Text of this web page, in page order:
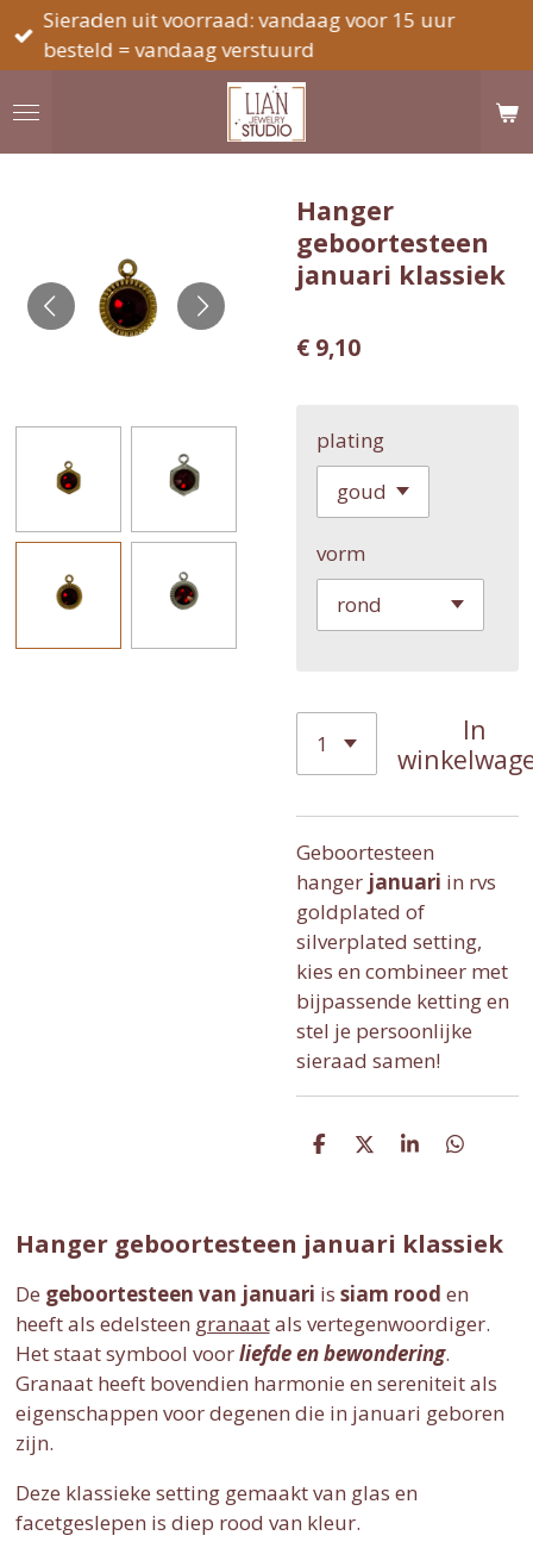
Ga
direct
de
Sieraden uit voorraad: vandaag voor 15 uur
besteld = vandaag verstuurd
Hanger
geboortesteen
januari klassiek
€ 9,10
plating
vorm
In
Geboortesteen
hanger januari in rvs
goldplated of
silverplated setting,
kies en combineer met
bijpassende ketting en
stel je persoonlijke
sieraad samen!
D
n
D
S
e
D
n
Hanger geboortesteen januari klassiek
De geboortesteen van januari is siam rood en
heeft als edelsteen granaatals vertegenwoordiger.
Het staat symbool voorliefde en bewondering.
Granaat heeft bovendien harmonie en sereniteit als
eigenschappen voor degenen die in januari geboren
zijn.
Deze klassieke setting gemaakt van glas en
facetgeslepen is diep rood van kleur.